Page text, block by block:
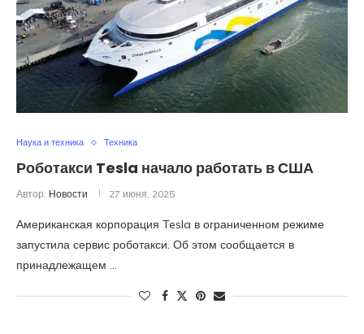
Наука и техника Техника
Роботакси Tesla начало работать в США
Автор: Новости 27 июня, 2025
Американская корпорация Tesla в ограниченном режиме
запустила сервис роботакси. Об этом сообщается в
принадлежащем …